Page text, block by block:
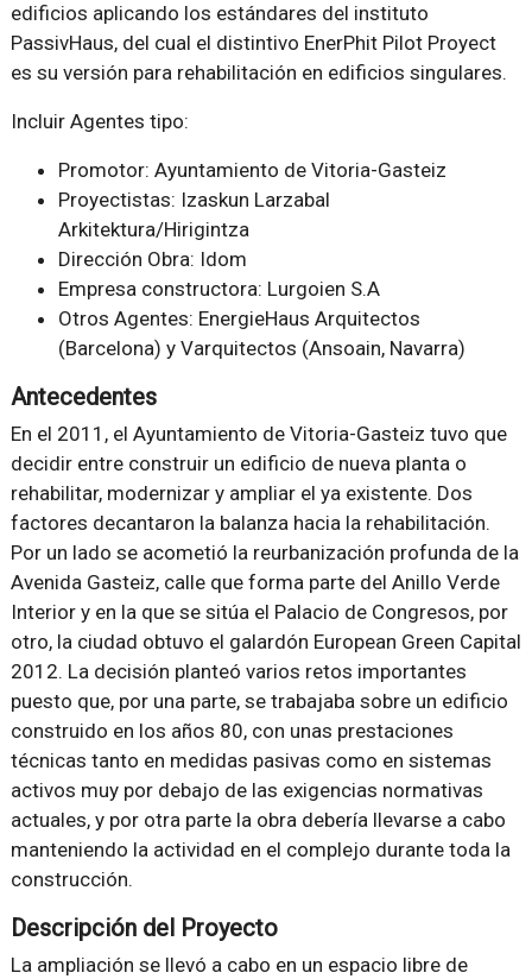
edificios aplicando los estándares del instituto
PassivHaus, del cual el distintivo EnerPhit Pilot Proyect
es su versión para rehabilitación en edificios singulares.
Incluir Agentes tipo:
Promotor: Ayuntamiento de Vitoria-Gasteiz
Proyectistas: Izaskun Larzabal
Arkitektura/Hirigintza
Dirección Obra: Idom
Empresa constructora: Lurgoien S.A
Otros Agentes: EnergieHaus Arquitectos
(Barcelona) y Varquitectos (Ansoain, Navarra)
Antecedentes
En el 2011, el Ayuntamiento de Vitoria-Gasteiz tuvo que
decidir entre construir un edificio de nueva planta o
rehabilitar, modernizar y ampliar el ya existente. Dos
factores decantaron la balanza hacia la rehabilitación.
Por un lado se acometió la reurbanización profunda de la
Avenida Gasteiz, calle que forma parte del Anillo Verde
Interior y en la que se sitúa el Palacio de Congresos, por
otro, la ciudad obtuvo el galardón European Green Capital
2012. La decisión planteó varios retos importantes
puesto que, por una parte, se trabajaba sobre un edificio
construido en los años 80, con unas prestaciones
técnicas tanto en medidas pasivas como en sistemas
activos muy por debajo de las exigencias normativas
actuales, y por otra parte la obra debería llevarse a cabo
manteniendo la actividad en el complejo durante toda la
construcción.
Descripción del Proyecto
La ampliación se llevó a cabo en un espacio libre de